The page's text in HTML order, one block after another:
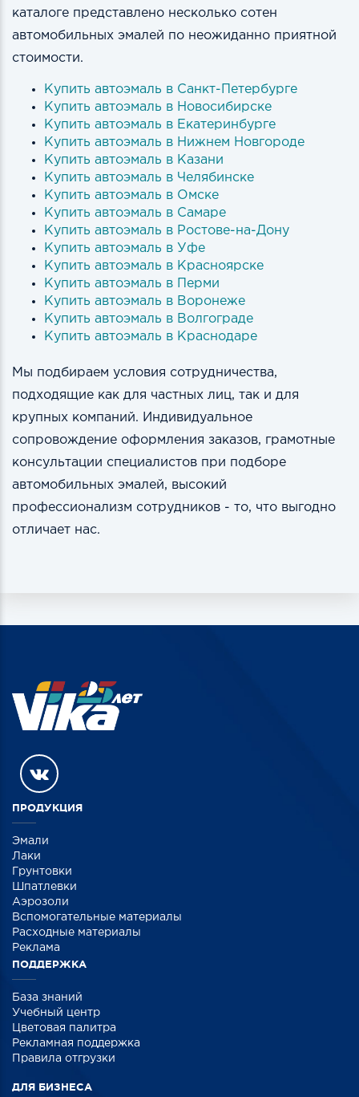
каталоге представлено несколько сотен
автомобильных эмалей по неожиданно приятной
стоимости.
Купить автоэмаль в Санкт-Петербурге
Купить автоэмаль в Новосибирске
Купить автоэмаль в Екатеринбурге
Купить автоэмаль в Нижнем Новгороде
Купить автоэмаль в Казани
Купить автоэмаль в Челябинске
Купить автоэмаль в Омске
Купить автоэмаль в Самаре
Купить автоэмаль в Ростове-на-Дону
Купить автоэмаль в Уфе
Купить автоэмаль в Красноярске
Купить автоэмаль в Перми
Купить автоэмаль в Воронеже
Купить автоэмаль в Волгограде
Купить автоэмаль в Краснодаре
Мы подбираем условия сотрудничества,
подходящие как для частных лиц, так и для
крупных компаний. Индивидуальное
сопровождение оформления заказов, грамотные
консультации специалистов при подборе
автомобильных эмалей, высокий
профессионализм сотрудников - то, что выгодно
отличает нас.
ПРОДУКЦИЯ
Эмали
Лаки
Грунтовки
Шпатлевки
Аэрозоли
Вспомогательные материалы
Расходные материалы
Реклама
ПОДДЕРЖКА
База знаний
Учебный центр
Цветовая палитра
Рекламная поддержка
Правила отгрузки
ДЛЯ БИЗНЕСА